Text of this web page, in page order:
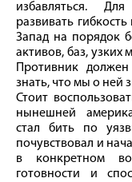
избавляться.
развивать
Запад на порядок
активов, баз, узких
Противник
знать, что мы о ней
Стоит
нынешней
стал бить по
почувствовал и
в конкретном
готовности и